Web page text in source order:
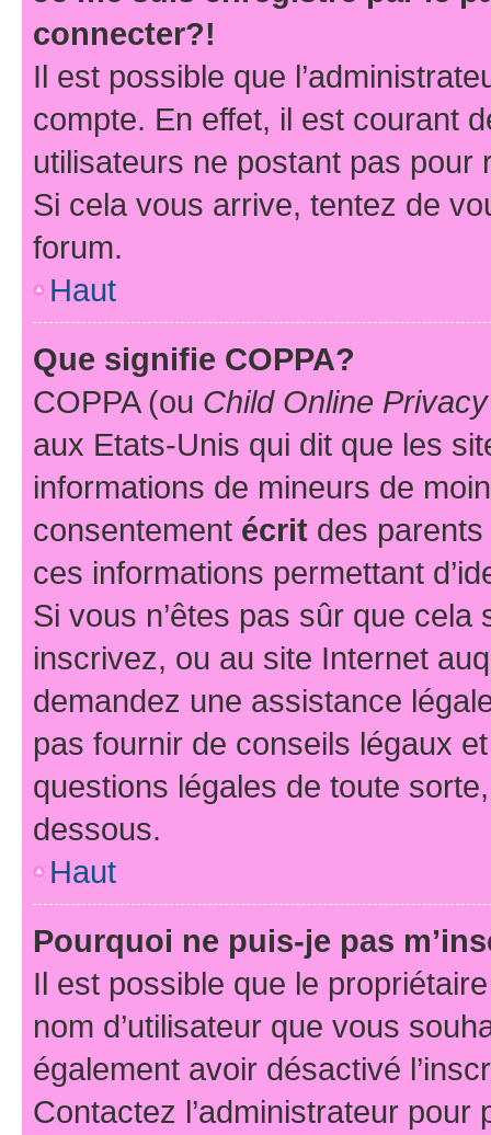
connecter?!
Il est possible que
compte. En effet, il est courant
utilisateurs ne postant pas pour
Si cela vous arrive, tentez de
forum.
Haut
Que signifie COPPA?
COPPA (ou Child Online
aux Etats-Unis qui dit que les
informations de mineurs de
consentement écrit des parents
ces informations permettant
Si vous n’êtes pas sûr que
inscrivez, ou au site Internet
demandez une assistance
pas fournir de conseils légaux
questions légales de toute
dessous.
Haut
Pourquoi ne puis-je pas
Il est possible que le
nom d’utilisateur que vous
également avoir désactivé
Contactez l’administrateur